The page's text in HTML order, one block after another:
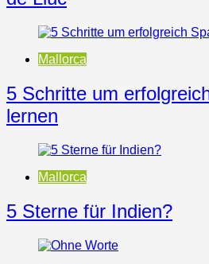
Mallorca
5 Schritte um
lernen
Mallorca
5 Sterne für Indien?